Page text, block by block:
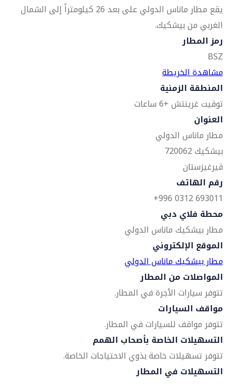
يقع مطار ماناس الدولي على بعد 26 كيلومتراً إلى الشمال
الغربي من بيشكيك.
رمز المطار
BSZ
مشاهدة الخريطة
المنطقة الزمنية
توقيت غرينتش +6 ساعات
العنوان
مطار ماناس الدولي
بيشكيك 720062
قيرغيزستان
رقم الهاتف
693011 0312 996+
محطة فلاي دبي
مطار بيشكيك ماناس الدولي
الموقع الإلكتروني
مطار بيشكيك ماناس الدولي
المواصلات من المطار
تتوفر سيارات الأجرة في المطار.
مواقف السيارات
تتوفر مواقف للسيارات في المطار.
التسهيلات الخاصة بأصحاب الهمم
تتوفر تسهيلات خاصة بذوي الاحتياجات الخاصة.
التسهيلات في المطار